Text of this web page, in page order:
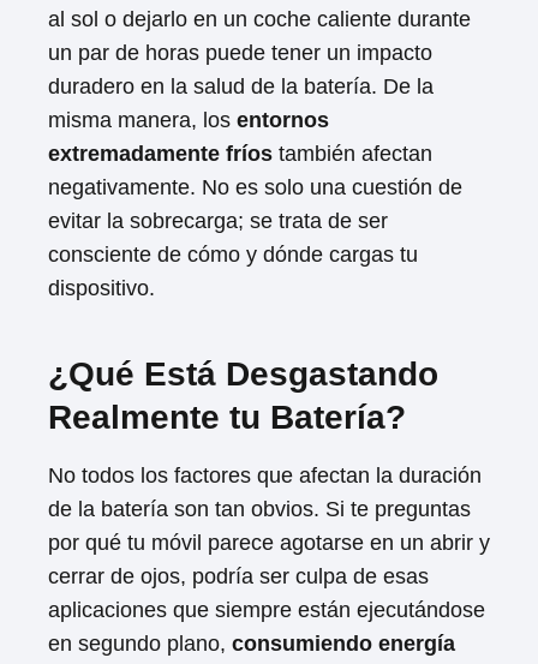
al sol o dejarlo en un coche caliente durante
un par de horas puede tener un impacto
duradero en la salud de la batería. De la
misma manera, los entornos
extremadamente fríos también afectan
negativamente. No es solo una cuestión de
evitar la sobrecarga; se trata de ser
consciente de cómo y dónde cargas tu
dispositivo.
¿Qué Está Desgastando
Realmente tu Batería?
No todos los factores que afectan la duración
de la batería son tan obvios. Si te preguntas
por qué tu móvil parece agotarse en un abrir y
cerrar de ojos, podría ser culpa de esas
aplicaciones que siempre están ejecutándose
en segundo plano, consumiendo energía